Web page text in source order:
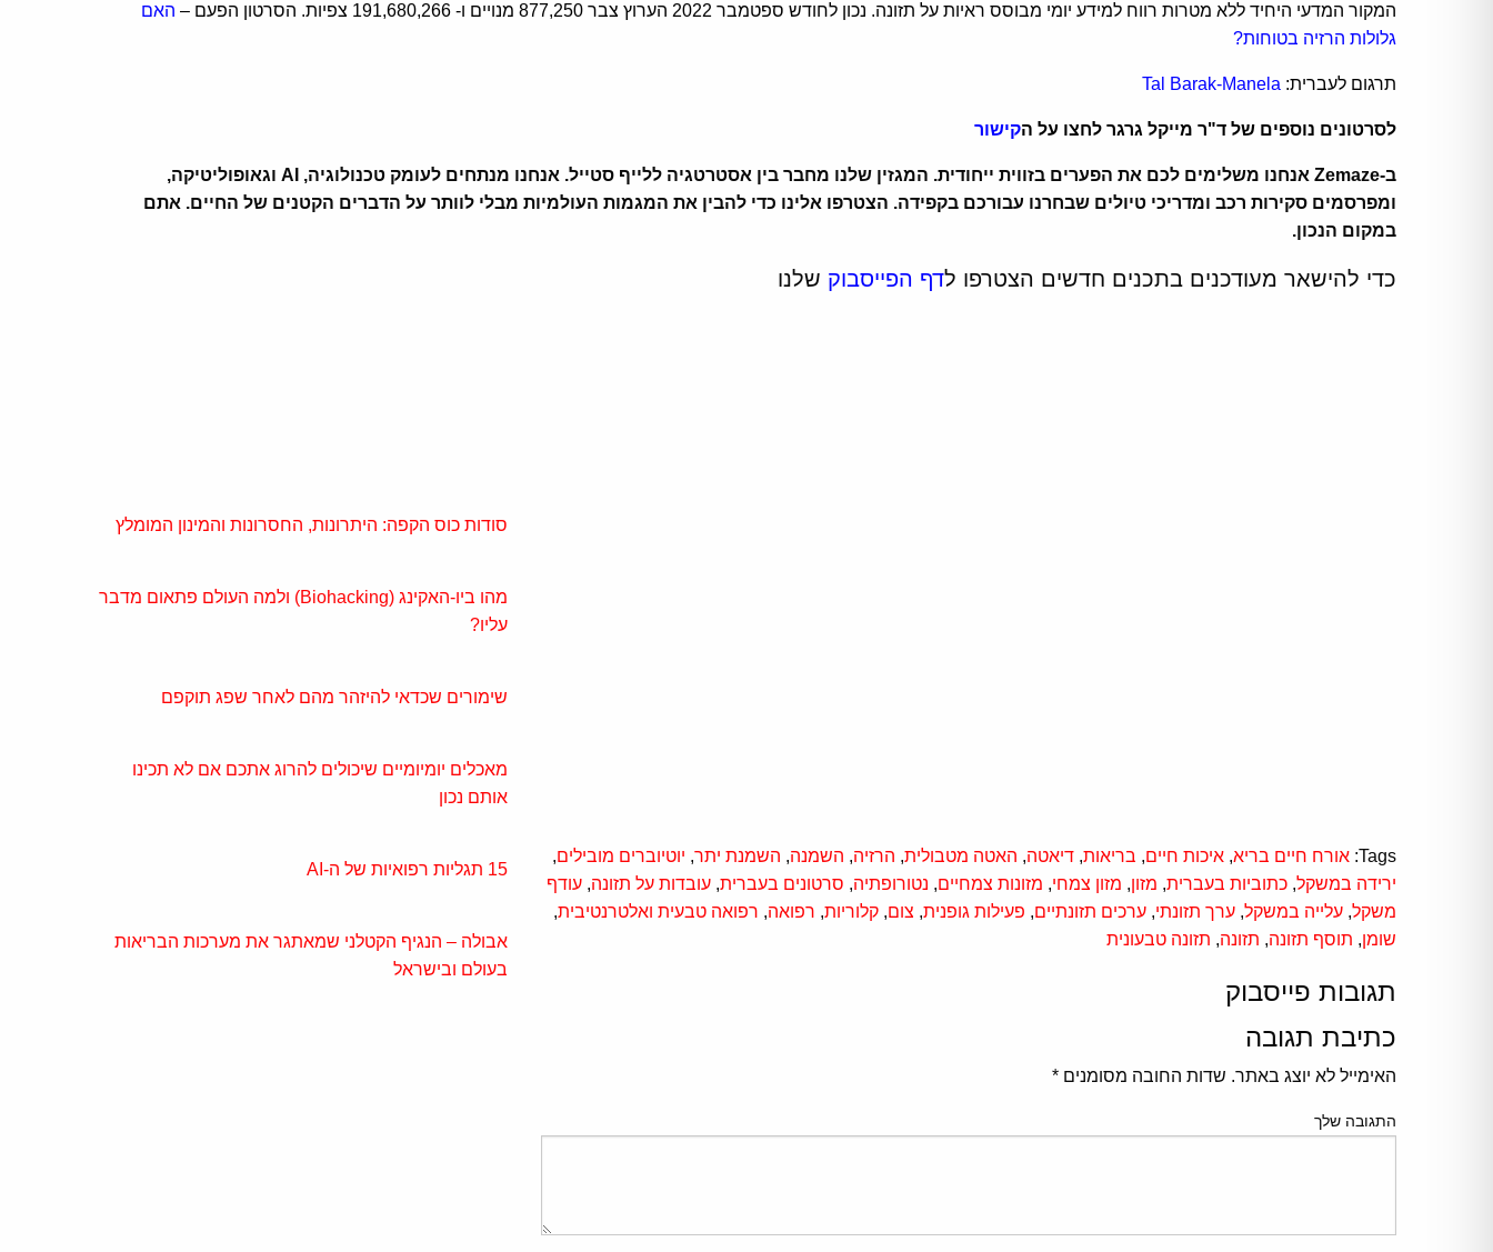
המקור המדעי היחיד ללא מטרות רווח למידע יומי מבוסס ראיות על תזונה. נכון לחודש ספטמבר 2022 הערוץ צבר 877,250 מנויים ו- 191,680,266 צפיות. ה
סרטון הפעם – האם
גלולות הרזיה בטוחות?
תרגום לעברית: Tal Barak-Manela
לסרטונים נוספים של ד"ר מייקל גרגר לחצו על הקישור
ב-Zemaze אנחנו משלימים לכם את הפערים בזווית ייחודית. המגזין שלנו מחבר בין אסטרטגיה ללייף סטייל. אנחנו מנתחים לעומק טכנולוגיה, AI וגאופוליטיקה,
ומפרסמים סקירות רכב ומדריכי טיולים שבחרנו עבורכם בקפידה. הצטרפו אלינו כדי להבין את המגמות העולמיות מבלי לוותר על הדברים הקטנים של החיים. אתם
במקום הנכון.
כדי להישאר מעודכנים בתכנים חדשים הצטרפו לדף הפייסבוק שלנו
Tags: אורח חיים בריא, איכות חיים, בריאות, דיאטה, האטה מטבולית, הרזיה, השמנה, השמנת יתר, יוטיוברים מובילים,
ירידה במשקל, כתוביות בעברית, מזון, מזון צמחי, מזונות צמחיים, נטורופתיה, סרטונים בעברית, עובדות על תזונה, עודף
משקל, עלייה במשקל, ערך תזונתי, ערכים תזונתיים, פעילות גופנית, צום, קלוריות, רפואה, רפואה טבעית ואלטרנטיבית,
שומן, תוסף תזונה, תזונה, תזונה טבעונית
תגובות פייסבוק
כתיבת תגובה
האימייל לא יוצג באתר. שדות החובה מסומנים *
התגובה שלך
סודות כוס הקפה: היתרונות, החסרונות והמינון המומלץ
מהו ביו-האקינג (Biohacking) ולמה העולם פתאום מדבר
עליו?
שימורים שכדאי להיזהר מהם לאחר שפג תוקפם
מאכלים יומיומיים שיכולים להרוג אתכם אם לא תכינו
אותם נכון
15 תגליות רפואיות של ה-AI
אבולה – הנגיף הקטלני שמאתגר את מערכות הבריאות
בעולם ובישראל